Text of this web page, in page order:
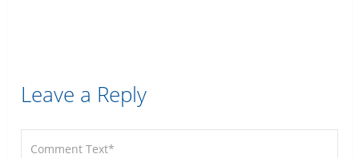
Leave a Reply